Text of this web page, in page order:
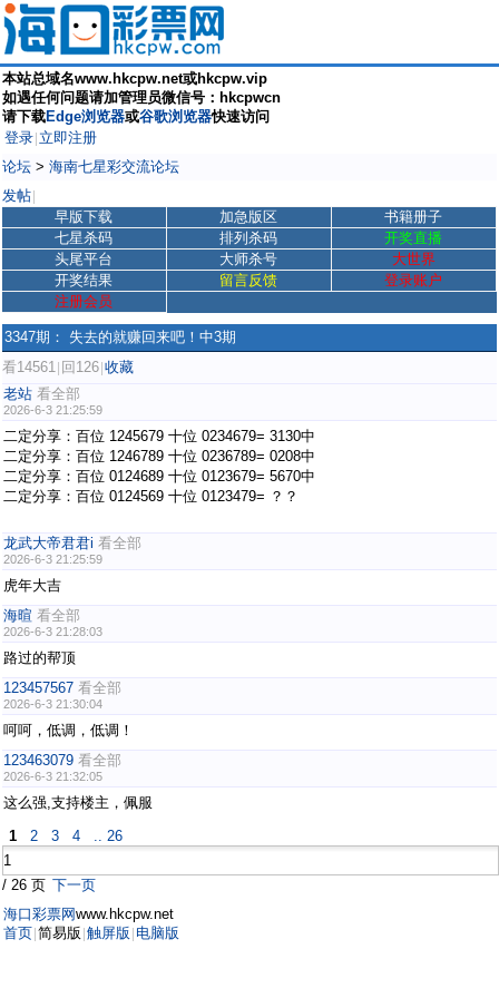
本站总域名www.hkcpw.net或hkcpw.vip
如遇任何问题请加管理员微信号：hkcpwcn
请下载Edge浏览器或谷歌浏览器快速访问
登录 立即注册
论坛 > 海南七星彩交流论坛
发帖
早版下载 加急版区
书籍册子
七星杀码
排列杀码
开奖直播
头尾平台
大师杀号
大世界
开奖结果
留言反馈
登录账户
注册会员
3347期： 失去的就赚回来吧！中3期
看14561 回126 收藏
老站 看全部
2026-6-3 21:25:59
二定分享：百位 1245679 十位 0234679= 3130中
二定分享：百位 1246789 十位 0236789= 0208中
二定分享：百位 0124689 十位 0123679= 5670中
二定分享：百位 0124569 十位 0123479= ？？
龙武大帝君君i 看全部
2026-6-3 21:25:59
虎年大吉
海暄 看全部
2026-6-3 21:28:03
路过的帮顶
123457567 看全部
2026-6-3 21:30:04
呵呵，低调，低调！
123463079 看全部
2026-6-3 21:32:05
这么强,支持楼主，佩服
1
2 3 4 .. 26
/ 26 页 下一页
海口彩票网www.hkcpw.net
首页 简易版 触屏版 电脑版